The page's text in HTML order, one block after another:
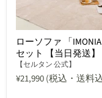
ローソファ 「
セット 【当日発送】
【セルタン 公式】
¥21,990(税込・送料